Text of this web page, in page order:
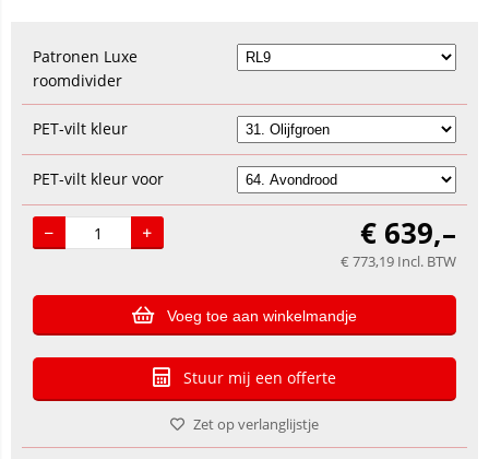
Patronen Luxe
roomdivider
PET-vilt kleur
PET-vilt kleur voor
€ 639,–
€ 773,19 Incl. BTW
Voeg toe aan winkelmandje
Stuur mij een offerte
Zet op verlanglijstje